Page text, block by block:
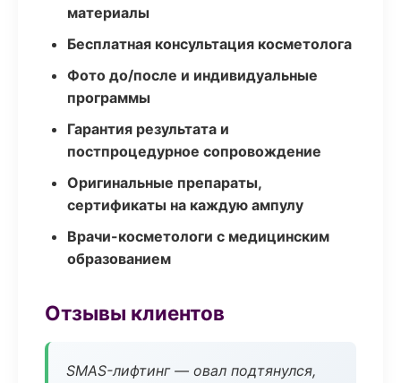
материалы
Бесплатная консультация косметолога
Фото до/после и индивидуальные
программы
Гарантия результата и
постпроцедурное сопровождение
Оригинальные препараты,
сертификаты на каждую ампулу
Врачи-косметологи с медицинским
образованием
Отзывы клиентов
SMAS-лифтинг — овал подтянулся,